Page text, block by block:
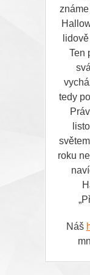
Ten
tedy
roku
Náš